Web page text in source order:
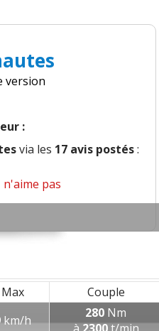
version
:
via les 17 avis postés:
n'aime pas
pas
pas
Max
Couple
km/h 280 Nm